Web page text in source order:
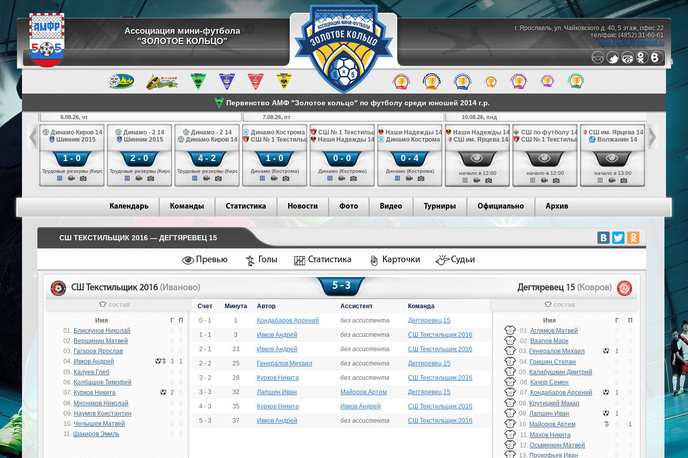
Ассоциация мини-футбола
"ЗОЛОТОЕ КОЛЬЦО"
г. Ярославль, ул. Чайковского д. 40, 5 этаж, офис 22
тел/факс (4852) 31-60-61
mini-football76@mail.ru
Первенство АМФ "Золотое кольцо" по футболу среди юношей 2014 г.р.
белые 14
6.08.26, чт
Динамо Киров 14
Шинник 2015
1 - 0
Трудовые резервы (Киров)
Динамо - 2 14
Шинник 2015
2 - 0
Трудовые резервы (Киров)
Динамо - 2 14
Динамо Киров 14
4 - 2
Трудовые резервы (Киров)
7.08.26, пт
Динамо Кострома 14
СШ № 1 Текстильщик 14
1 - 0
Динамо (Кострома)
СШ № 1 Текстильщик 14
Наши Надежды 14
0 - 0
Динамо (Кострома)
Наши Надежды 14
Динамо Кострома 14
0 - 4
Динамо (Кострома)
10.08.26, пнд
Наши Надежды 14
СШ им. Ярцева 14
начало в 12:00
СШ по футболу 14
СШ № 1 Текстильщик 14
начало в 12:00
СШ им. Ярцева 14
Волжанин 14
начало в 13:00
Календарь Команды Статистика Новости Фото Видео Турниры Официально Архив
СШ ТЕКСТИЛЬЩИК 2016 — ДЕГТЯРЕВЕЦ 15
Превью Голы Статистика Карточки Судьи
СШ Текстильщик 2016 (Иваново) 5 - 3 Дегтяревец 15 (Ковров)
состав
Имя Г
П
01. Блискунов Николай 0
0
02. Вершинин Матвей 0
0
03. Гагаров Ярослав 0
0
04. Ивков Андрей 3
1
05. Калуев Глеб 0
0
06. Колбашов Тимофей 0
0
07. Курков Никита 2
0
08. Мясников Николай 0
0
09. Наумов Константин 0
0
10. Челышев Матвей 0
0
11. Шакиров Эмиль 0 0
Счет Минута Автор Ассистент
Команда
0 - 1
1 Кондабаров Арсений без ассистента
Дегтяревец 15
1 - 1
3 Ивков Андрей без ассистента
СШ Текстильщик 2016
2 - 1
23 Ивков Андрей без ассистента
СШ Текстильщик 2016
2 - 2
25 Генералов Михаил без ассистента
Дегтяревец 15
3 - 2
28 Курков Никита без ассистента
СШ Текстильщик 2016
3 - 3
32 Лапшин Иван Майоров Артем
Дегтяревец 15
4 - 3
35 Курков Никита Ивков Андрей
СШ Текстильщик 2016
5 - 3
37 Ивков Андрей без ассистента СШ Текстильщик 2016
состав
Имя Г П
Н 01. Аглямов Матвей 0 0
Н 02. Ваапов Марк 0 0
З 03. Генералов Михаил 1 0
В 04. Гришин Степан 0 0
З 05. Калабушкин Дмитрий 0 0
Н 06. Качор Семен 0 0
Н 07. Кондабаров Арсений 1 0
З 08. Крутицкий Макар 0 0
З 09. Лапшин Иван 1 0
З 10. Майоров Артем 0 1
Н 11. Махов Никита 0 0
В 12. Осьминкин Матвей 0 0
З 13. Прокофьев Иван 0 0